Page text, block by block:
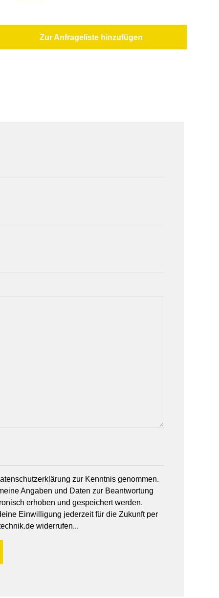
Zur Anfrageliste hinzufügen
zur Kenntnis genommen.
Angaben und Daten zur Beantwortung
erhoben und gespeichert werden.
Einwilligung jederzeit für die Zukunft per
widerrufen...